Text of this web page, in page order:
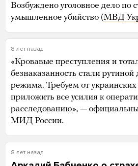
Возбуждено уголовное дело по
умышленное убийство (МВД
8 лет назад
«Кровавые преступления и
безнаказанность стали рутиной
режима. Требуем от украинских
приложить все усилия к
расследованию», —
МИД России.
8 лет назад